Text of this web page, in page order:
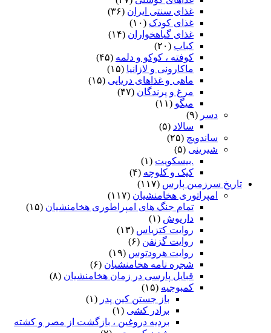
غذای سنتی ایران (۳۶)
غذای کودک (۱۰)
غذای گیاهخواران (۱۴)
کباب (۲۰)
کوفته ، کوکو و دلمه (۴۵)
ماکارونی و لازانیا (۱۵)
ماهی و غذاهای دریایی (۱۵)
مرغ و پرندگان (۴۷)
میگو (۱۱)
دسر (۹)
سالاد (۵)
ساندویچ (۲۵)
شیرینی (۵)
.بیسکویت (۱)
کیک و کلوچه (۴)
تاریخ سرزمین پارس (۱۱۷)
امپراتوری هخامنشیان (۱۱۷)
تمام جنگ های امپراطوری هخامنشیان (۱۵)
داریوش (۱)
روایت کتزیاس (۱۳)
روایت گزنفن (۶)
روایت هرودتوس (۱۹)
شجره نامه هخامنشیان (۶)
قبایل پارسی در زمان هخامنشیان (۸)
کمبوجیه (۱۵)
باز جستن کین پدر (۱)
برادر کشی (۱)
بردیه دروغین ، بازگشت از مصر و کشته